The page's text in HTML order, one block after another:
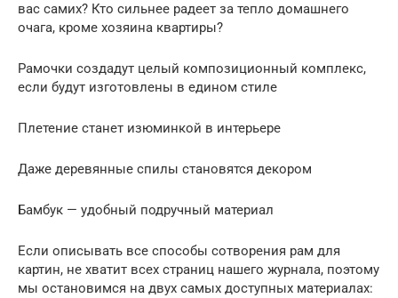
вас самих? Кто сильнее радеет за тепло домашнего
очага, кроме хозяина квартиры?
Рамочки создадут целый композиционный комплекс,
если будут изготовлены в едином стиле
Плетение станет изюминкой в интерьере
Даже деревянные спилы становятся декором
Бамбук — удобный подручный материал
Если описывать все способы сотворения рам для
картин, не хватит всех страниц нашего журнала, поэтому
мы остановимся на двух самых доступных материалах: